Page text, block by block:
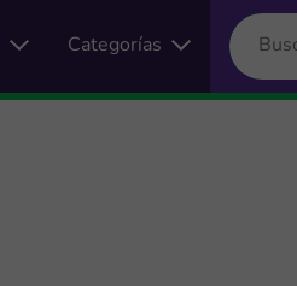
Categorías